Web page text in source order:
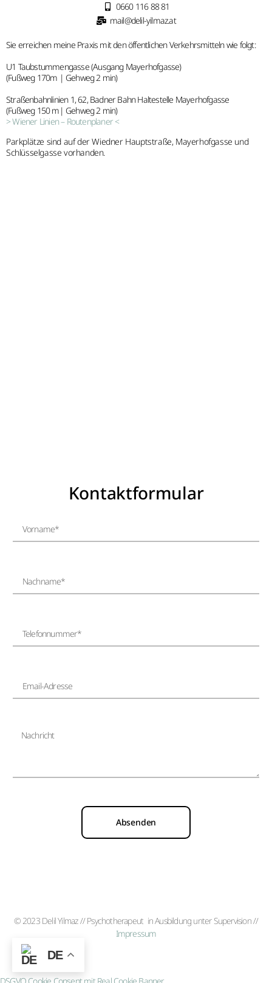
0660 116 88 81
mail@delil-yilmaz.at
Sie erreichen meine Praxis mit den öffentlichen Verkehrsmitteln wie folgt:
U1 Taubstummengasse (Ausgang Mayerhofgasse)
(Fußweg 170m | Gehweg 2 min)
Straßenbahnlinien 1, 62, Badner Bahn Haltestelle Mayerhofgasse
(Fußweg 150 m| Gehweg 2 min)
> Wiener Linien – Routenplaner <
Parkplätze sind auf der Wiedner Hauptstraße, Mayerhofgasse und
Schlüsselgasse vorhanden.
Kontaktformular
Absenden
© 2023 Delil Yilmaz //Psychotherapeut in Ausbildung unter Supervision//
Impressum
DE